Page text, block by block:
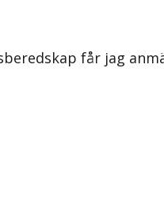
får jag